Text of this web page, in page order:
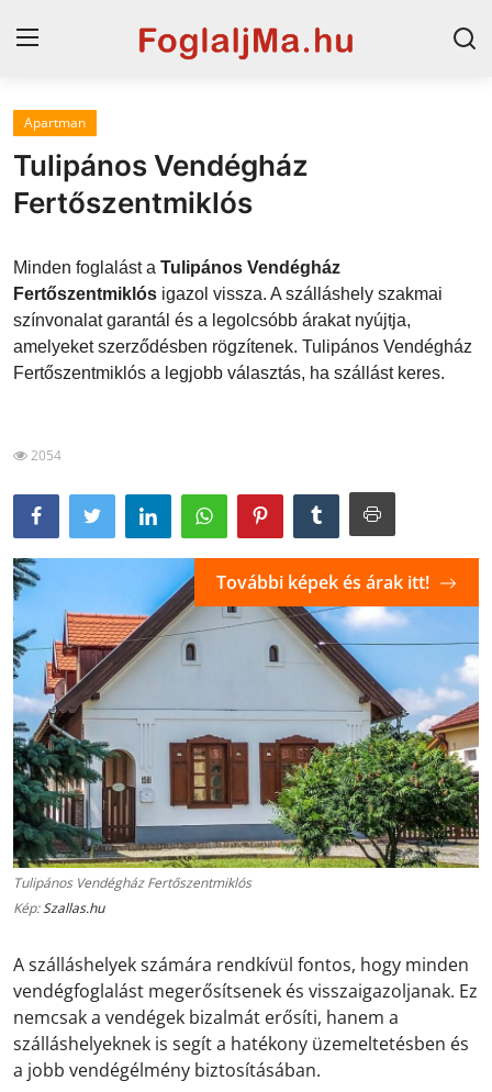
Magyarország
Horvát tengerpart
Horvátország
Blog
Szállások Hajdúszoboszlón
Apartman
Tulipános Vendégház
Fertőszentmiklós
Minden foglalást a Tulipános Vendégház
Fertőszentmiklós igazol vissza. A szálláshely szakmai
színvonalat garantál és a legolcsóbb árakat nyújtja,
amelyeket szerződésben rögzítenek. Tulipános Vendégház
Fertőszentmiklós a legjobb választás, ha szállást keres.
2054
Tulipános Vendégház Fertőszentmiklós
Kép:Szallas.hu
További képek és árak itt!
A szálláshelyek számára rendkívül fontos, hogy minden
vendégfoglalást megerősítsenek és visszaigazoljanak. Ez
nemcsak a vendégek bizalmát erősíti, hanem a
szálláshelyeknek is segít a hatékony üzemeltetésben és
a jobb vendégélmény biztosításában.